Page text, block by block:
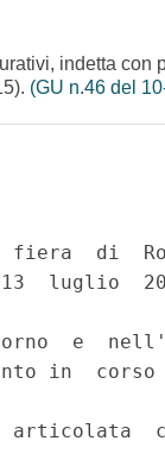
indetta con
(GU n.46 del